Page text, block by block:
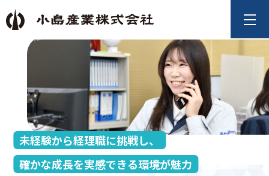
未経験から経理職に挑戦し、
確かな成長を実感できる環境が魅力